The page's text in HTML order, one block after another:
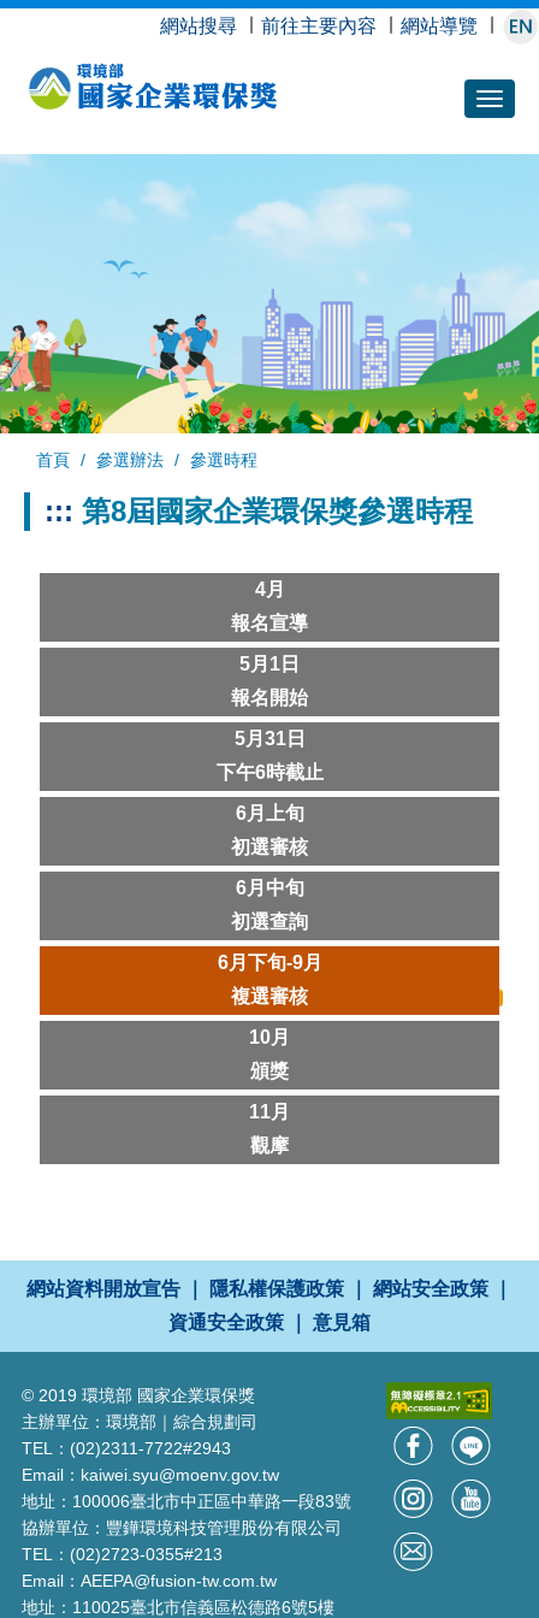
跳
內
網站搜尋 前往主要內容 網站導覽
首頁 參選辦法 參選時程
::: 第8屆國家企業環保獎參選時程
4月
報名宣導
5月1日
報名開始
5月31日
下午6時截止
6月上旬
初選審核
6月中旬
初選查詢
6月下旬-9月
複選審核
10月
頒獎
11月
觀摩
網站資料開放宣告 隱私權保護政策 網站安全政策
資通安全政策
意見箱
© 2019 環境部 國家企業環保獎
主辦單位：環境部｜綜合規劃司
TEL：(02)2311-7722#2943
Email：kaiwei.syu@moenv.gov.tw
地址：100006臺北市中正區中華路一段83號
協辦單位：豐鏵環境科技管理股份有限公司
TEL：(02)2723-0355#213
Email：AEEPA@fusion-tw.com.tw
地址：110025臺北市信義區松德路6號5樓